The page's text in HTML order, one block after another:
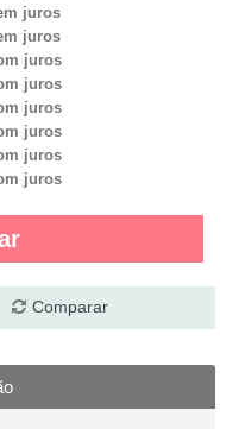
juros
juros
juros
juros
juros
juros
juros
juros
Comparar